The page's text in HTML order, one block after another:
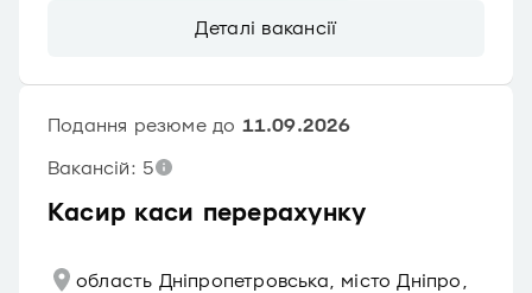
Деталі вакансії
Касир каси перерахунку
Подання резюме до 11.09.2026
Вакансій: 5
область Дніпропетровська, місто Дніпро,